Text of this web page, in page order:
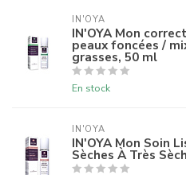
IN'OYA
IN'OYA Mon
peaux foncées /
grasses, 50 ml
En stock
IN'OYA
IN'OYA Mon Soin
Sèches À Très